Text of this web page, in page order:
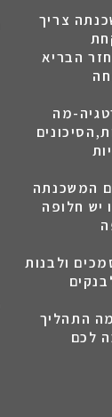
צריך
הבריא
מה
המשכנתה
יש חלופה
ולבנות
מה התהליך